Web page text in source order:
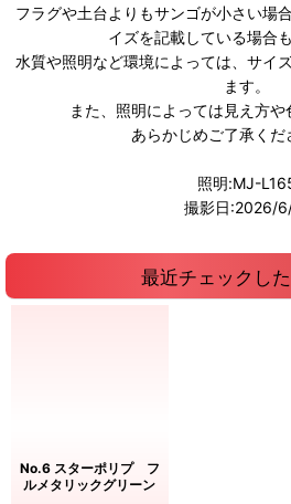
フラグや土台よりもサンゴが小さい場
イズを記載している場合
水質や照明など環境によっては、サイ
ます。
また、照明によっては見え方や
あらかじめご了承くだ
照明:MJ-
撮影日:2026/
最近チェックし
No.6 スターポリプ フ
ルメタリックグリーン